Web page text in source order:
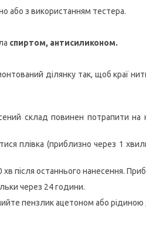
або з використанням тестера.
спиртом, антисиликоном.
ділянку так, щоб краї
склад повинен потрапити на
плівка (приблизно через 1
після останнього нанесення.
через 24 години.
пензлик ацетоном або рідиною